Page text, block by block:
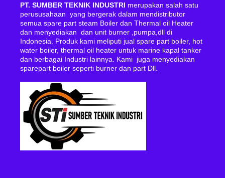
PT. SUMBER TEKNIK INDUSTRI merupakan salah satu
perususahaan yang bergerak dalam mendistributor
semua spare part steam Boiler dan Thermal oil Heater
dan menyediakan dan unit burner ,pumpa,dll di
Indonesia. Produk kami meliputi jual spare part boiler, hot
water boiler, thermal oil heater untuk marine kapal tanker
dan berbagai Industri lainnya. Kami juga menyediakan
sparepart boiler seperti burner dan part Dll.